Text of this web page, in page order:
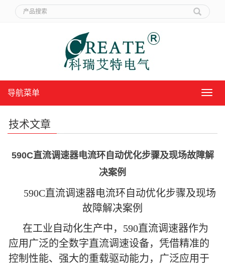
导
导航菜单
技术文章
590C直流调速器电流环自动优化步骤及现场故障解
决案例
590C直流调速器电流环自动优化步骤及现场
故障解决案例
在工业自动化生产中，590直流调速器作为
应用广泛的全数字直流调速设备，凭借精准的
控制性能、强大的重载驱动能力，广泛应用于